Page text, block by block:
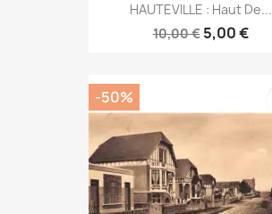
HAUTEVILLE : Haut De...
10,00 € 5,00 €
-50%